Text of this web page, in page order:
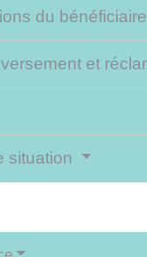
du bénéficiaire
et
situation